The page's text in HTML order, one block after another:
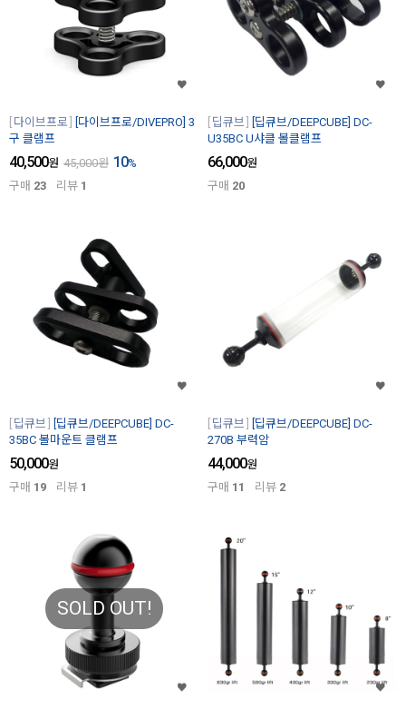
다이브프로
[다이브프로/DIVEPRO] 3
구 클램프
40,500원 45,000원 10%
구매 23 리뷰 1
딥큐브
[딥큐브/DEEPCUBE] DC-
U35BC U샤클 볼클램프
66,000원
구매 20
딥큐브
[딥큐브/DEEPCUBE] DC-
35BC 볼마운트 클램프
50,000원
구매 19 리뷰 1
딥큐브
[딥큐브/DEEPCUBE] DC-
270B 부력암
44,000원
구매 11 리뷰 2
SOLD OUT!